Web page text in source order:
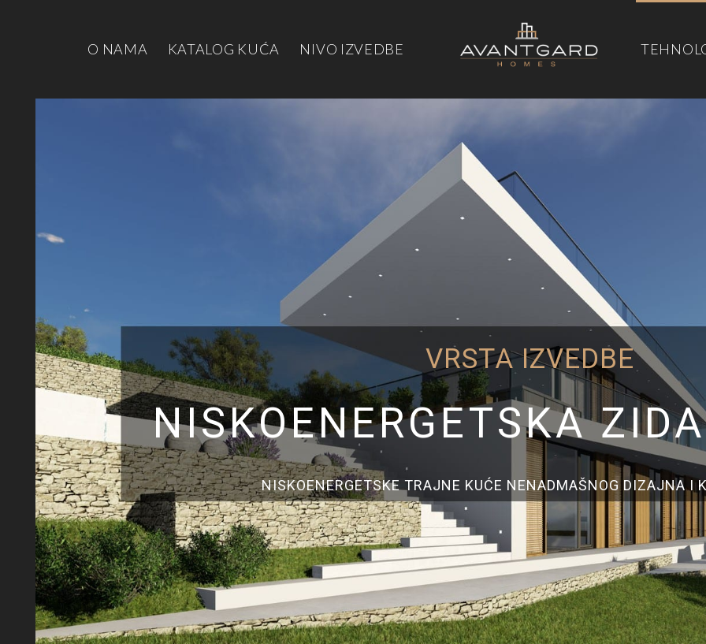
O NAMA KATALOG KUĆA NIVO IZVEDBE
NISKOENERGETSKE TRAJNE KUĆE NENADMAŠNOG DIZAJNA I
VRSTA IZVEDBE
NISKOENERGETSKA